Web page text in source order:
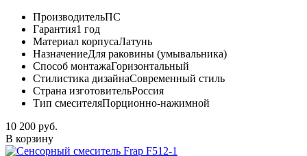
ПроизводительПС
Гарантия1 год
Материал корпусаЛатунь
НазначениеДля раковины (умывальника)
Способ монтажаГоризонтальный
Стилистика дизайнаСовременный стиль
Страна изготовительРоссия
Тип смесителяПорционно-нажимной
10 200 руб.
В корзину